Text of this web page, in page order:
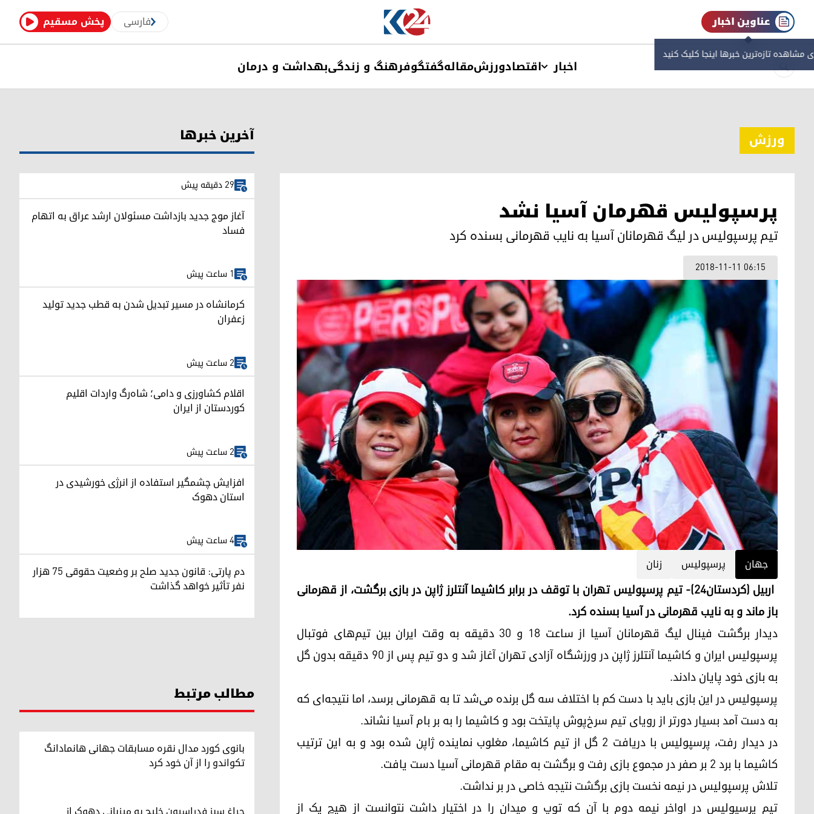
پخش مسقیم فارسی عناوین اخبار
مشاهده‌ تازه‌ترین خبرها اینجا کلیک کنید
اخبار اقتصادورزشمقالهگفتگوفرهنگ و زندگیبهداشت و درمان
ورزش
پرسپولیس قهرمان آسیا نشد
تیم پرسپولیس در لیگ قهرمانان آسیا بە نایب قهرمانی بسنده کرد
2018-11-11 06:15
جھان پرسپولیس زنان
اربیل (کردستان٢٤)- تیم پرسپولیس تهران با توقف در برابر کاشیما آنتلرز ژاپن در بازی برگشت، از قهرمانی
باز ماند و به نایب‌ قهرمانی در آسیا بسنده کرد.
دیدار برگشت فینال لیگ قهرمانان آسیا از ساعت ۱۸ و ۳۰ دقیقه به وقت ایران بین تیم‌های فوتبال
پرسپولیس ایران و کاشیما آنتلرز ژاپن در ورزشگاه آزادی تهران آغاز شد و دو تیم پس از ۹۰ دقیقه بدون گل
به بازی خود پایان دادند.
پرسپولیس در این بازی باید با دست کم با اختلاف سه گل برنده می‌شد تا به قهرمانی برسد، اما نتیجه‌ای که
به دست آمد بسیار دورتر از رویای تیم سرخ‌پوش پایتخت بود و کاشیما را به بر بام آسیا نشاند.
در دیدار رفت، پرسپولیس با دریافت ۲ گل از تیم کاشیما، مغلوب نماینده ژاپن شده بود و به این ترتیب
کاشیما با برد ۲ بر صفر در مجموع بازی رفت و برگشت به مقام قهرمانی آسیا دست یافت.
تلاش پرسپولیس در نیمه نخست بازی برگشت نتیجه خاصی در بر نداشت.
تیم پرسپولیس در اواخر نیمه دوم با آن که توپ و میدان را در اختیار داشت نتوانست از هیچ یک از
آخرین خبرها
29 دقیقه پیش
آغاز موج جدید بازداشت مسئولان ارشد عراق به اتهام
فساد
1 ساعت پیش
کرمانشاه در مسیر تبدیل شدن به قطب جدید تولید
زعفران
2 ساعت پیش
اقلام کشاورزی و دامی؛ شاه‌رگ واردات اقلیم
کوردستان از ایران
2 ساعت پیش
افزایش چشمگیر استفاده از انرژی خورشیدی در
استان دهوک
4 ساعت پیش
دم پارتی: قانون جدید صلح بر وضعیت حقوقی ۷۵ هزار
نفر تأثیر خواهد گذاشت
مطالب مرتبط
بانوی کورد مدال نقره مسابقات جهانی هانمادانگ
تکواندو را از آن خود کرد